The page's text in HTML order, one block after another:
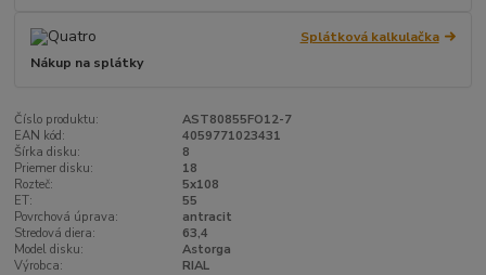
Splátková kalkulačka
Nákup na splátky
Číslo produktu:
AST80855FO12-7
EAN kód:
4059771023431
Šírka disku:
8
Priemer disku:
18
Rozteč:
5x108
ET:
55
Povrchová úprava:
antracit
Stredová diera:
63,4
Model disku:
Astorga
Výrobca:
RIAL